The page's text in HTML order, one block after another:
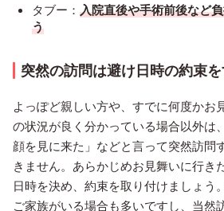
タブー： 入院直後や手術前後など
う
突然の訪問は避け日時の約束
よっぽど親しい方や、すでに何度かお
の状況が良く分かっている場合以外は
顔を見に来た」などと言って突然訪問
きません。あらかじめお見舞いに行き
日時を決め、約束を取り付けましょう
ご家族がいる場合も多いですし、当然